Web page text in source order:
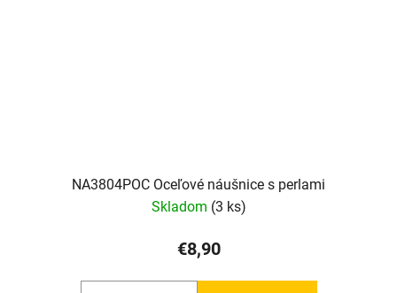
NA3804POC Oceľové náušnice s perlami
Skladom (3 ks)
€8,90